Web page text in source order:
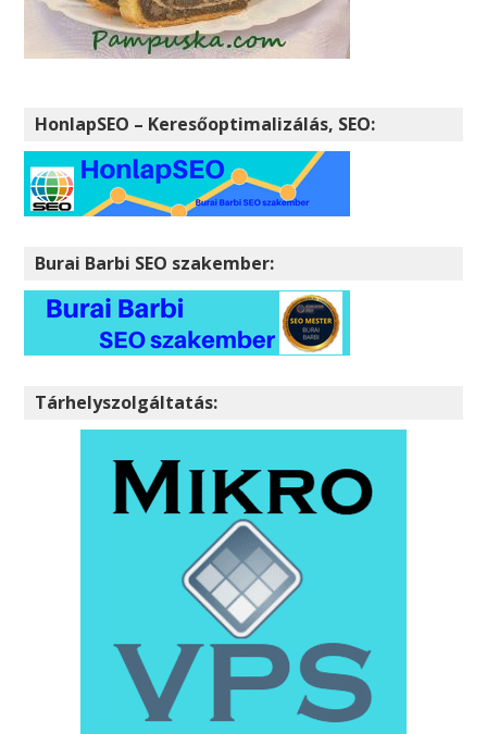
HonlapSEO – Keresőoptimalizálás, SEO:
Burai Barbi SEO szakember:
Tárhelyszolgáltatás: